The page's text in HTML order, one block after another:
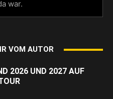
war.
VOM AUTOR
2026 UND 2027 AUF